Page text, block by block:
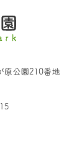
原公園210番地